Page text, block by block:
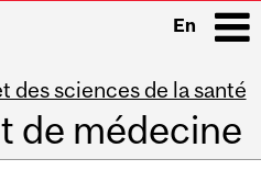
En
des sciences de la santé
de médecine